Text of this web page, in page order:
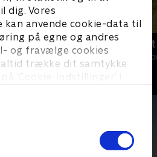
dig. Vores
anvende cookie-data til
på egne og andres
og fravælge cookies
altid trække dit samtykke
’Cookie-indstillinger’ i
Livsstil • 1